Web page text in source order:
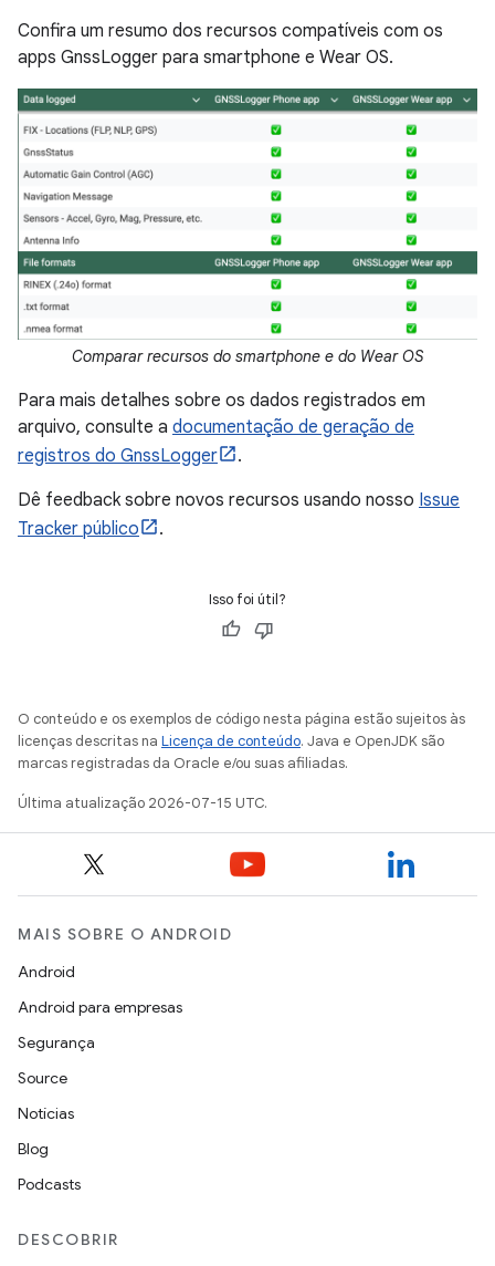
Confira um resumo dos recursos compatíveis com os
apps GnssLogger para smartphone e Wear OS.
Comparar recursos do smartphone e do Wear OS
Para mais detalhes sobre os dados registrados em
arquivo, consulte a documentação de geração de
registros do GnssLogger
.
Dê feedback sobre novos recursos usando nosso Issue
Tracker público
.
Isso foi útil?
O conteúdo e os exemplos de código nesta página estão sujeitos às
licenças descritas na Licença de conteúdo. Java e OpenJDK são
marcas registradas da Oracle e/ou suas afiliadas.
Última atualização 2026-07-15 UTC.
MAIS SOBRE O ANDROID
Android
Android para empresas
Segurança
Source
Notícias
Blog
Podcasts
DESCOBRIR